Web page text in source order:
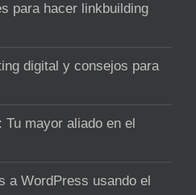
para hacer linkbuilding
digital y consejos para
mayor aliado en el
a WordPress usando el